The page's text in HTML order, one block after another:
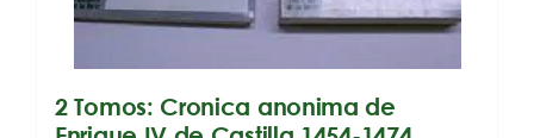
2 Tomos: Cronica anonima de